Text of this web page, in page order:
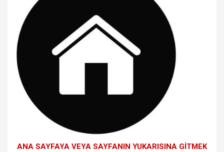
ANA SAYFAYA VEYA SAYFANIN YUKARISINA GİTMEK